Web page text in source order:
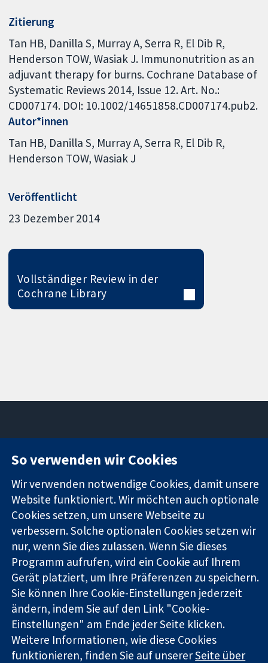
Zitierung
Tan HB, Danilla S, Murray A, Serra R, El Dib R,
Henderson TOW, Wasiak J. Immunonutrition as an
adjuvant therapy for burns. Cochrane Database of
Systematic Reviews 2014, Issue 12. Art. No.:
CD007174. DOI: 10.1002/14651858.CD007174.pub2.
Autor*innen
Tan HB Danilla S Murray A Serra R El Dib R
Henderson TOW Wasiak J
Veröffentlicht
23 Dezember 2014
Vollständiger Review in der
Cochrane Library
Zuverlässige
Evidenz
Informierte
Entscheidungen
Bessere
Gesundheit
11-13 Cavendish
Square
London
W1G0AN
Vereinigtes
Königreich
Neuigkeiten
Pressestelle
Über uns
Cochrane
Library
Die Cochrane Collaboration ist eine gemeinützige Organisation
(Nr. 1045921) und in England und in Wales als eine Gesellschaft
mit beschränkter Haftung (Nr. 03044323) registriert.
Umsatzsteuer-Identifikationsnummer GB 718 2127 49.
Copyright © 2026 The Cochrane Collaboration
So verwenden wir Cookies
Wir verwenden notwendige Cookies, damit unsere
Website funktioniert. Wir möchten auch optionale
Cookies setzen, um unsere Webseite zu
verbessern. Solche optionalen Cookies setzen wir
nur, wenn Sie dies zulassen. Wenn Sie dieses
Programm aufrufen, wird ein Cookie auf Ihrem
Gerät platziert, um Ihre Präferenzen zu speichern.
Sie können Ihre Cookie-Einstellungen jederzeit
ändern, indem Sie auf den Link "Cookie-
Einstellungen" am Ende jeder Seite klicken.
Weitere Informationen, wie diese Cookies
funktionieren, finden Sie auf unsererSeite über